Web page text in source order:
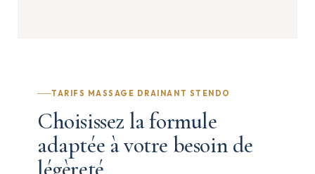
TARIFS MASSAGE DRAINANT STENDO
Choisissez la formule
adaptée à votre besoin de